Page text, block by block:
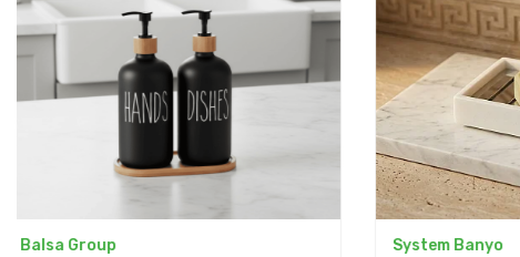
System Banyo System Banyo